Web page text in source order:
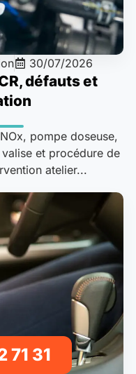
30/07/2026
défauts et
pompe doseuse,
et procédure de
atelier...
71 31